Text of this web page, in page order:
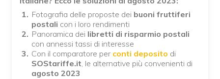
Fotografia delle proposte dei buoni fruttiferi
postali con i loro rendimenti
Panoramica dei libretti di risparmio postali
con annessi tassi di interesse
Con il comparatore per conti deposito di
SOStariffe.it, le alternative più convenienti di
agosto 2023